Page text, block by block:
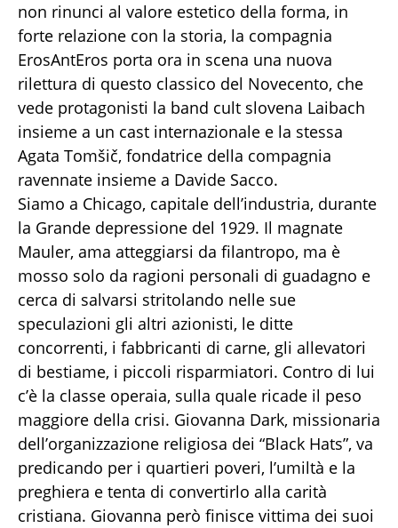
non rinunci al valore estetico della forma, in
forte relazione con la storia, la compagnia
ErosAntEros porta ora in scena una nuova
rilettura di questo classico del Novecento, che
vede protagonisti la band cult slovena Laibach
insieme a un cast internazionale e la stessa
Agata Tomšič, fondatrice della compagnia
ravennate insieme a Davide Sacco.
Siamo a Chicago, capitale dell’industria, durante
la Grande depressione del 1929. Il magnate
Mauler, ama atteggiarsi da filantropo, ma è
mosso solo da ragioni personali di guadagno e
cerca di salvarsi stritolando nelle sue
speculazioni gli altri azionisti, le ditte
concorrenti, i fabbricanti di carne, gli allevatori
di bestiame, i piccoli risparmiatori. Contro di lui
c’è la classe operaia, sulla quale ricade il peso
maggiore della crisi. Giovanna Dark, missionaria
dell’organizzazione religiosa dei “Black Hats”, va
predicando per i quartieri poveri, l’umiltà e la
preghiera e tenta di convertirlo alla carità
cristiana. Giovanna però finisce vittima dei suoi